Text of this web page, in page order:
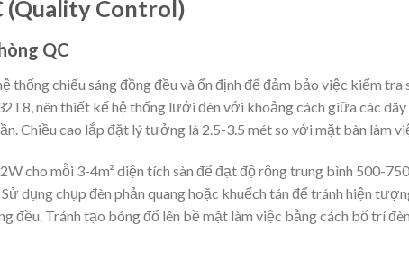
(Quality Control)
QC
thống chiếu sáng đồng đều và ổn định để đảm bảo việc kiểm tra
nên thiết kế hệ thống lưới đèn với khoảng cách giữa các dãy
Chiều cao lắp đặt lý tưởng là 2.5-3.5 mét so với mặt bàn làm
cho mỗi 3-4m² diện tích sàn để đạt độ rộng trung bình 500-750
dụng chụp đèn phản quang hoặc khuếch tán để tránh hiện
đều. Tránh tạo bóng đổ lên bề mặt làm việc bằng cách bố trí đèn